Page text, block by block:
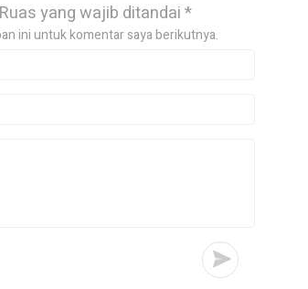
Ruas yang wajib ditandai*
ini untuk komentar saya berikutnya.